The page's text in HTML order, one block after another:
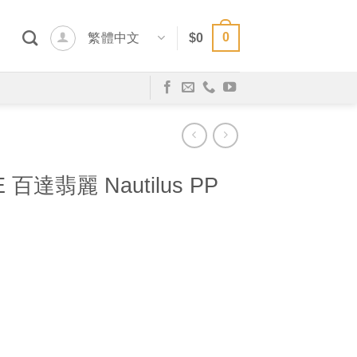
繁體中文 $0 0
百達翡麗 Nautilus PP